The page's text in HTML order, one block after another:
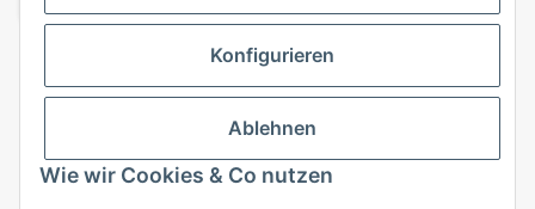
Vertrag widerrufen
Konfigurieren
Ablehnen
Wie wir Cookies & Co nutzen